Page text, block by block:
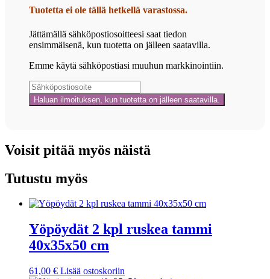
Tuotetta ei ole tällä hetkellä varastossa.
Jättämällä sähköpostiosoitteesi saat tiedon
ensimmäisenä, kun tuotetta on jälleen saatavilla.
Emme käytä sähköpostiasi muuhun markkinointiin.
Voisit pitää myös näistä
Tutustu myös
Yöpöydät 2 kpl ruskea tammi
40x35x50 cm
61,00 € Lisää ostoskoriin